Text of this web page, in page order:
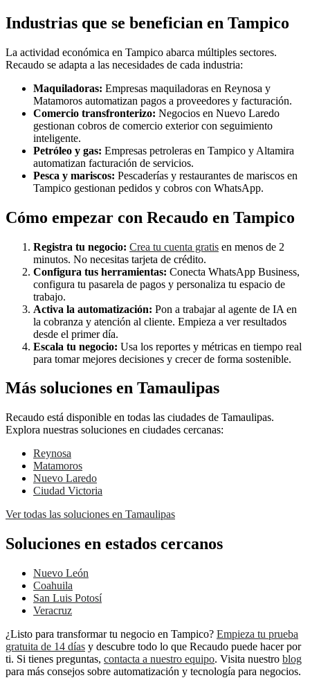
Industrias que se benefician en Tampico
La actividad económica en Tampico abarca múltiples sectores.
Recaudo se adapta a las necesidades de cada industria:
Maquiladoras: Empresas maquiladoras en Reynosa y
Matamoros automatizan pagos a proveedores y facturación.
Comercio transfronterizo: Negocios en Nuevo Laredo
gestionan cobros de comercio exterior con seguimiento
inteligente.
Petróleo y gas: Empresas petroleras en Tampico y Altamira
automatizan facturación de servicios.
Pesca y mariscos: Pescaderías y restaurantes de mariscos en
Tampico gestionan pedidos y cobros con WhatsApp.
Cómo empezar con Recaudo en Tampico
Registra tu negocio: Crea tu cuenta gratis en menos de 2
minutos. No necesitas tarjeta de crédito.
Configura tus herramientas: Conecta WhatsApp Business,
configura tu pasarela de pagos y personaliza tu espacio de
trabajo.
Activa la automatización: Pon a trabajar al agente de IA en
la cobranza y atención al cliente. Empieza a ver resultados
desde el primer día.
Escala tu negocio: Usa los reportes y métricas en tiempo real
para tomar mejores decisiones y crecer de forma sostenible.
Más soluciones en Tamaulipas
Recaudo está disponible en todas las ciudades de Tamaulipas.
Explora nuestras soluciones en ciudades cercanas:
Reynosa
Matamoros
Nuevo Laredo
Ciudad Victoria
Ver todas las soluciones en Tamaulipas
Soluciones en estados cercanos
Nuevo León
Coahuila
San Luis Potosí
Veracruz
¿Listo para transformar tu negocio en Tampico? Empieza tu prueba
gratuita de 14 días y descubre todo lo que Recaudo puede hacer por
ti. Si tienes preguntas, contacta a nuestro equipo. Visita nuestro blog
para más consejos sobre automatización y tecnología para negocios.